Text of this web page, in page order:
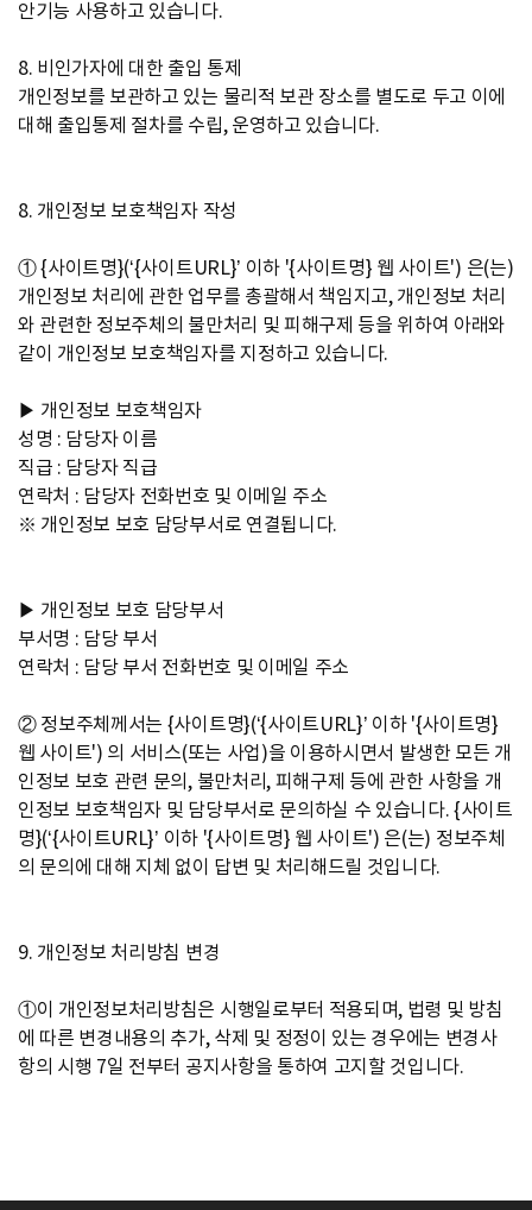
안기능 사용하고 있습니다.
8. 비인가자에 대한 출입 통제
개인정보를 보관하고 있는 물리적 보관 장소를 별도로 두고 이에
대해 출입통제 절차를 수립, 운영하고 있습니다.
8. 개인정보 보호책임자 작성
① {사이트명}(‘{사이트URL}’ 이하 '{사이트명} 웹 사이트') 은(는)
개인정보 처리에 관한 업무를 총괄해서 책임지고, 개인정보 처리
와 관련한 정보주체의 불만처리 및 피해구제 등을 위하여 아래와
같이 개인정보 보호책임자를 지정하고 있습니다.
▶ 개인정보 보호책임자
성명 : 담당자 이름
직급 : 담당자 직급
연락처 : 담당자 전화번호 및 이메일 주소
※ 개인정보 보호 담당부서로 연결됩니다.
▶ 개인정보 보호 담당부서
부서명 : 담당 부서
연락처 : 담당 부서 전화번호 및 이메일 주소
② 정보주체께서는 {사이트명}(‘{사이트URL}’ 이하 '{사이트명}
웹 사이트') 의 서비스(또는 사업)을 이용하시면서 발생한 모든 개
인정보 보호 관련 문의, 불만처리, 피해구제 등에 관한 사항을 개
인정보 보호책임자 및 담당부서로 문의하실 수 있습니다. {사이트
명}(‘{사이트URL}’ 이하 '{사이트명} 웹 사이트') 은(는) 정보주체
의 문의에 대해 지체 없이 답변 및 처리해드릴 것입니다.
9. 개인정보 처리방침 변경
①이 개인정보처리방침은 시행일로부터 적용되며, 법령 및 방침
에 따른 변경내용의 추가, 삭제 및 정정이 있는 경우에는 변경사
항의 시행 7일 전부터 공지사항을 통하여 고지할 것입니다.